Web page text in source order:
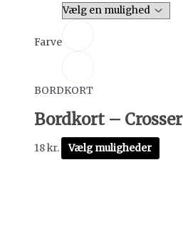
Farve
BORDKORT
Bordkort – Crosser
18kr. Vælg muligheder